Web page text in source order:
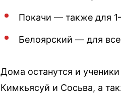
Покачи — также для
Белоярский — для
Дома останутся и
Кимкьясуй и Сосьва, а